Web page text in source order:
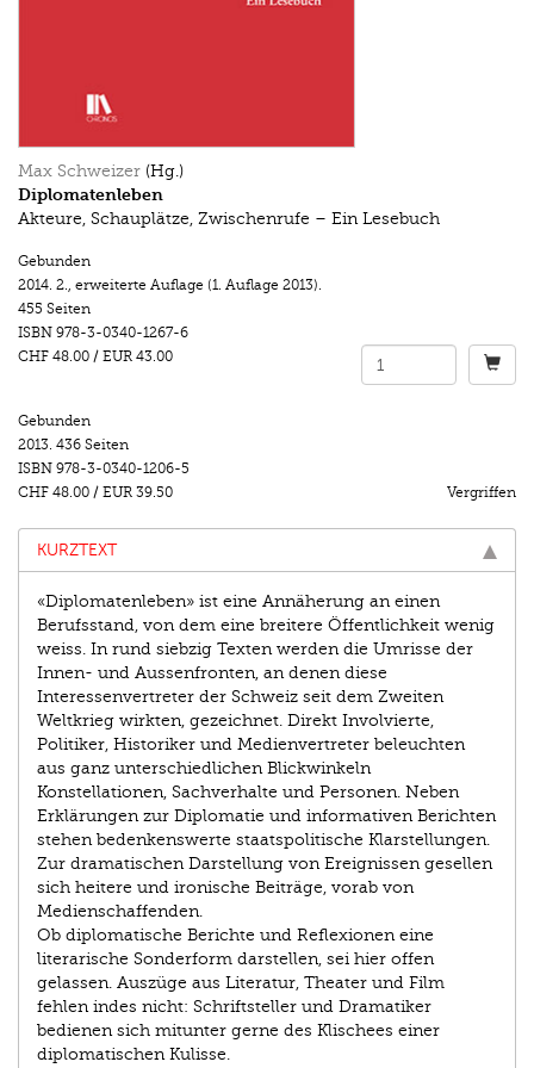
Max Schweizer (Hg.)
Diplomatenleben
Akteure, Schauplätze, Zwischenrufe – Ein Lesebuch
Gebunden
2014. 2., erweiterte Auflage (1. Auflage 2013).
455 Seiten
ISBN 978-3-0340-1267-6
CHF 48.00 / EUR 43.00
Gebunden
2013. 436 Seiten
ISBN 978-3-0340-1206-5
CHF 48.00 / EUR 39.50 Vergriffen
KURZTEXT
«Diplomatenleben» ist eine Annäherung an einen
Berufsstand, von dem eine breitere Öffentlichkeit wenig
weiss. In rund siebzig Texten werden die Umrisse der
Innen- und Aussenfronten, an denen diese
Interessenvertreter der Schweiz seit dem Zweiten
Weltkrieg wirkten, gezeichnet. Direkt Involvierte,
Politiker, Historiker und Medienvertreter beleuchten
aus ganz unterschiedlichen Blickwinkeln
Konstellationen, Sachverhalte und Personen. Neben
Erklärungen zur Diplomatie und informativen Berichten
stehen bedenkenswerte staatspolitische Klarstellungen.
Zur dramatischen Darstellung von Ereignissen gesellen
sich heitere und ironische Beiträge, vorab von
Medienschaffenden.
Ob diplomatische Berichte und Reflexionen eine
literarische Sonderform darstellen, sei hier offen
gelassen. Auszüge aus Literatur, Theater und Film
fehlen indes nicht: Schriftsteller und Dramatiker
bedienen sich mitunter gerne des Klischees einer
diplomatischen Kulisse.